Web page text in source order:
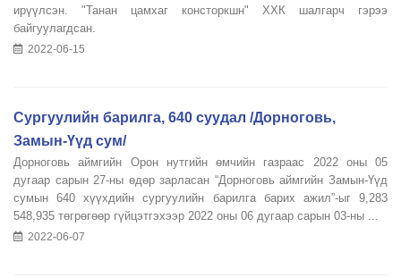
ирүүлсэн. "Танан цамхаг консторкшн" ХХК шалгарч гэрээ
байгуулагдсан.
2022-06-15
Сургуулийн барилга, 640 суудал /Дорноговь,
Замын-Үүд сум/
Дорноговь аймгийн Орон нутгийн өмчийн газраас 2022 оны 05
дугаар сарын 27-ны өдөр зарласан “Дорноговь аймгийн Замын-Үүд
сумын 640 хүүхдийн сургуулийн барилга барих ажил”-ыг 9,283
548,935 төгрөгөөр гүйцэтгэхээр 2022 оны 06 дугаар сарын 03-ны ...
2022-06-07